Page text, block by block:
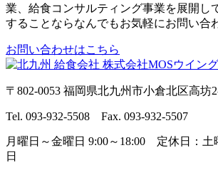
業、給食コンサルティング事業を展開し
することならなんでもお気軽にお問い合
お問い合わせはこちら
〒802-0053 福岡県北九州市小倉北区高坊
Tel. 093-932-5508 Fax. 093-932-5507
月曜日～金曜日 9:00～18:00 定休日：土
日